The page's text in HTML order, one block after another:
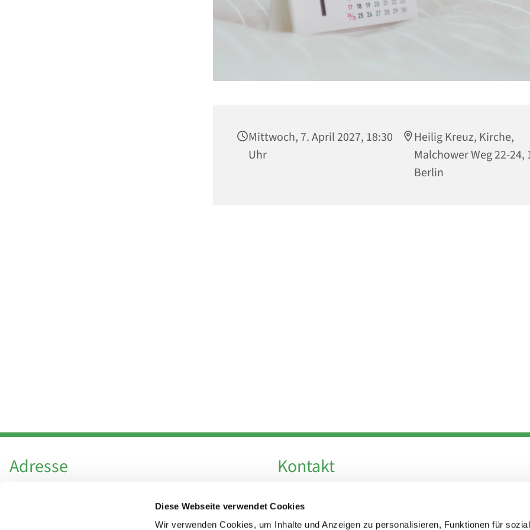
Diese Webseite verwendet Cookies
Wir verwenden Cookies, um Inhalte und Anzeigen zu personalisieren, Funktionen für
Mittwoch, 7. April 2027, 18:30
Uhr
Heilig Kreuz, Kirche,
Malchower Weg 22-24,
Berlin
Adresse
Hl. Theresa von Avila Berlin Nordost
Leitender Pfarrer - Norbert Pomplun
Kontakt
Fax +49 30 924 54 18
E-Mailinfo@theresa-von-avila-berlin.de